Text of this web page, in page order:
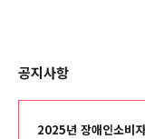
공지사항
2025년 장애인소비